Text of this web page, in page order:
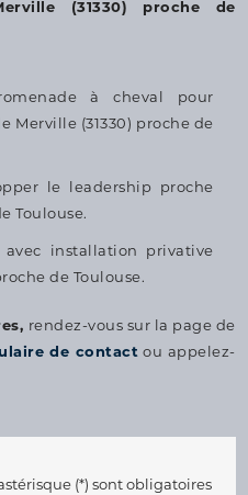
(31330) proche de
à cheval pour
Merville (31330) proche de
le leadership proche
Toulouse.
installation privative
de Toulouse.
rendez-vous sur la page de
de contact ou appelez-
(*) sont obligatoires